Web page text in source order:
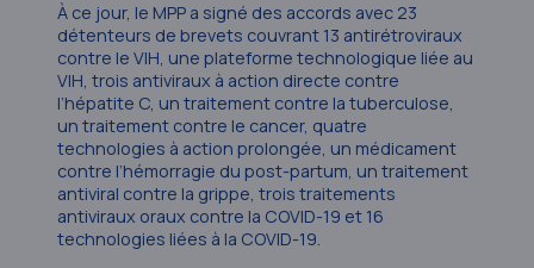
À ce jour, le MPP a signé des accords avec 23
détenteurs de brevets couvrant 13 antirétroviraux
contre le VIH, une plateforme technologique liée au
VIH, trois antiviraux à action directe contre
l’hépatite C, un traitement contre la tuberculose,
un traitement contre le cancer, quatre
technologies à action prolongée, un médicament
contre l’hémorragie du post-partum, un traitement
antiviral contre la grippe, trois traitements
antiviraux oraux contre la COVID-19 et 16
technologies liées à la COVID-19.